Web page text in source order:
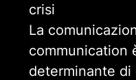
crisi
La
communication
determinante di